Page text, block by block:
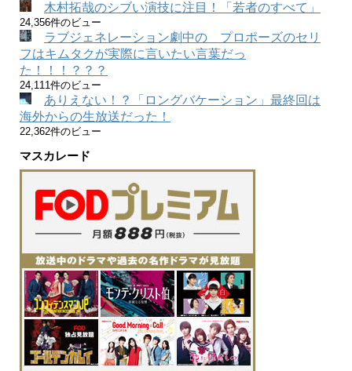
木村拓哉のシブい演技に注目！「若者のすべて」
24,356件のビュー
ラブジェネレーション劇中の プロポーズのセリ
フはキムタクが実際に言いたい言葉だっ
た！！！？？？
24,111件のビュー
ありえない！？「ロングバケーション」最終回は
海外からの生放送だった！
22,362件のビュー
マスカレード